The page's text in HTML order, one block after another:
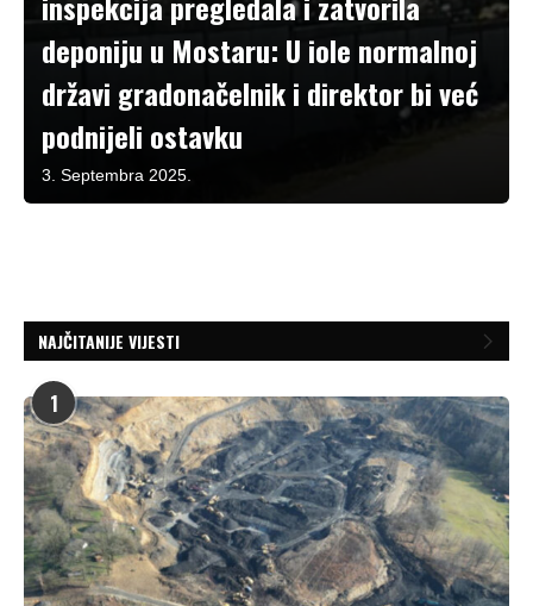
deponiju u Mostaru: U iole normalnoj
državi gradonačelnik i direktor bi već
podnijeli ostavku
3. Septembra 2025.
NAJČITANIJE VIJESTI
1